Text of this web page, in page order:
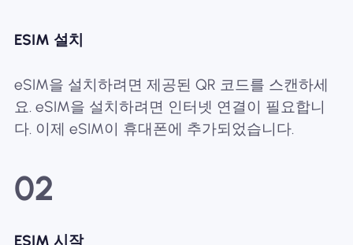
ESIM 설치
eSIM을 설치하려면 제공된 QR 코드를 스캔하세
요. eSIM을 설치하려면 인터넷 연결이 필요합니
다. 이제 eSIM이 휴대폰에 추가되었습니다.
02
ESIM 시작